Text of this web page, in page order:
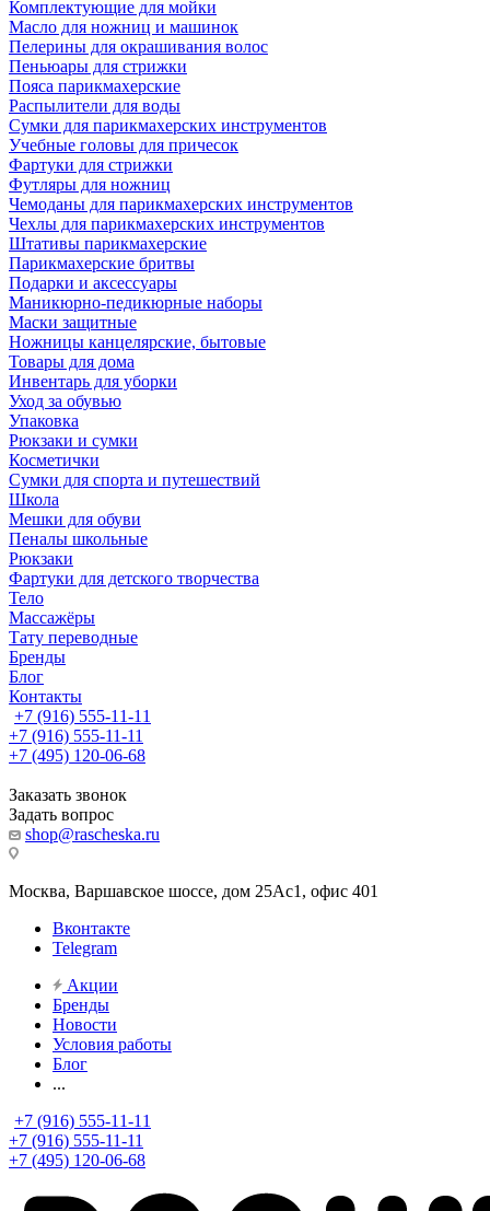
Комплектующие для мойки
Масло для ножниц и машинок
Пелерины для окрашивания волос
Пеньюары для стрижки
Пояса парикмахерские
Распылители для воды
Сумки для парикмахерских инструментов
Учебные головы для причесок
Фартуки для стрижки
Футляры для ножниц
Чемоданы для парикмахерских инструментов
Чехлы для парикмахерских инструментов
Штативы парикмахерские
Парикмахерские бритвы
Подарки и аксессуары
Маникюрно-педикюрные наборы
Маски защитные
Ножницы канцелярские, бытовые
Товары для дома
Инвентарь для уборки
Уход за обувью
Упаковка
Рюкзаки и сумки
Косметички
Сумки для спорта и путешествий
Школа
Мешки для обуви
Пеналы школьные
Рюкзаки
Фартуки для детского творчества
Тело
Массажёры
Тату переводные
Бренды
Блог
Контакты
+7 (916) 555-11-11
+7 (916) 555-11-11
+7 (495) 120-06-68
Заказать звонок
Задать вопрос
shop@rascheska.ru
Москва, Варшавское шоссе, дом 25Аc1, офис 401
Вконтакте
Telegram
Акции
Бренды
Новости
Условия работы
Блог
...
+7 (916) 555-11-11
+7 (916) 555-11-11
+7 (495) 120-06-68